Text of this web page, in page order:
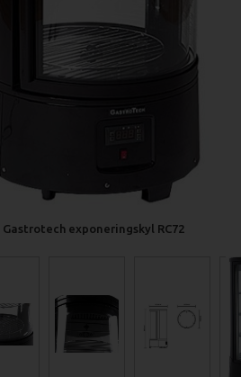
Gastrotech exponeringskyl RC72